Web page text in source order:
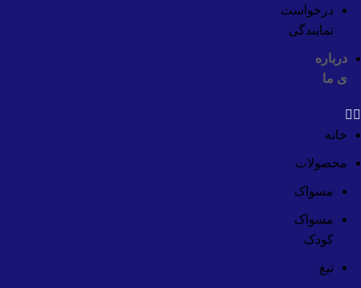
درخواست
نمایندگی
درباره
ی ما
خانه
محصولات
مسواک
مسواک
کودک
تیغ